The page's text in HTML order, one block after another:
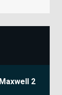
2